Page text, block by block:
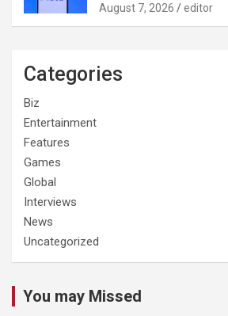
August 7, 2026 editor
Categories
Biz
Entertainment
Features
Games
Global
Interviews
News
Uncategorized
You may Missed